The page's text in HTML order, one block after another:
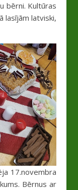
bērni. Kultūras
lasījām latviski,
17.novembra
Bērnus ar